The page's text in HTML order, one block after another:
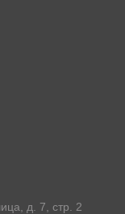
д. 7, стр. 2